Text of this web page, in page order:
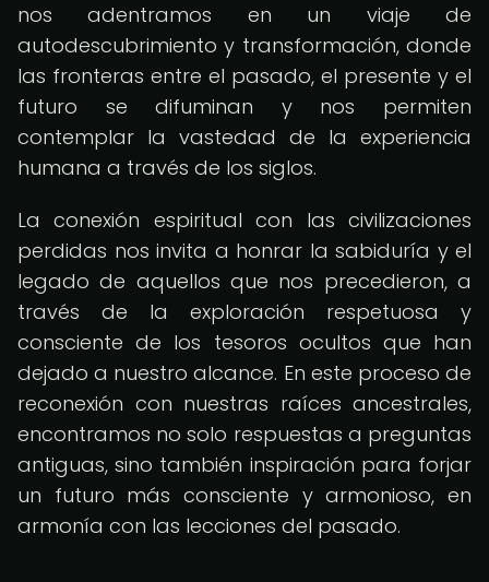
nos adentramos en un viaje de
autodescubrimiento y transformación, donde
las fronteras entre el pasado, el presente y el
futuro se difuminan y nos permiten
contemplar la vastedad de la experiencia
humana a través de los siglos.
La conexión espiritual con las civilizaciones
perdidas nos invita a honrar la sabiduría y el
legado de aquellos que nos precedieron, a
través de la exploración respetuosa y
consciente de los tesoros ocultos que han
dejado a nuestro alcance. En este proceso de
reconexión con nuestras raíces ancestrales,
encontramos no solo respuestas a preguntas
antiguas, sino también inspiración para forjar
un futuro más consciente y armonioso, en
armonía con las lecciones del pasado.